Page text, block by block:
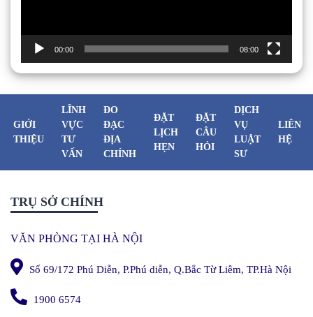
00:00 08:00
GIỚI
THIỆU
LĨNH
VỰC
TƯ
VẤN
ĐO
ĐẠC
ĐỊA
CHÍNH
ĐẶT
LỊCH
HẸN
ĐẶT
CÂU
HỎI
DỊCH
VỤ
LUẬT
SƯ
LIÊN
HỆ
TRỤ SỞ CHÍNH
VĂN PHÒNG TẠI HÀ NỘI
Số 69/172 Phú Diễn, P.Phú diễn, Q.Bắc Từ Liêm, TP.Hà Nội
1900 6574